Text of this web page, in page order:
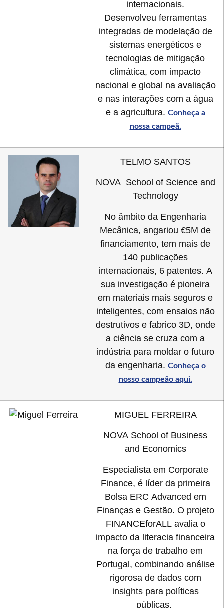
internacionais.
Desenvolveu ferramentas
integradas de modelação de
sistemas energéticos e
tecnologias de mitigação
climática, com impacto
nacional e global na avaliação
e nas interações com a água
e a agricultura. Conheça a
nossa campeã.
TELMO SANTOS
NOVA School of Science and
Technology
No âmbito da Engenharia
Mecânica, angariou €5M de
financiamento, tem mais de
140 publicações
internacionais, 6 patentes. A
sua investigação é pioneira
em materiais mais seguros e
inteligentes, com ensaios não
destrutivos e fabrico 3D, onde
a ciência se cruza com a
indústria para moldar o futuro
da engenharia. Conheça o
nosso campeão aqui.
MIGUEL FERREIRA
NOVA School of Business
and Economics
Especialista em Corporate
Finance, é líder da primeira
Bolsa ERC Advanced em
Finanças e Gestão. O projeto
FINANCEforALL avalia o
impacto da literacia financeira
na força de trabalho em
Portugal, combinando análise
rigorosa de dados com
insights para políticas
públicas.